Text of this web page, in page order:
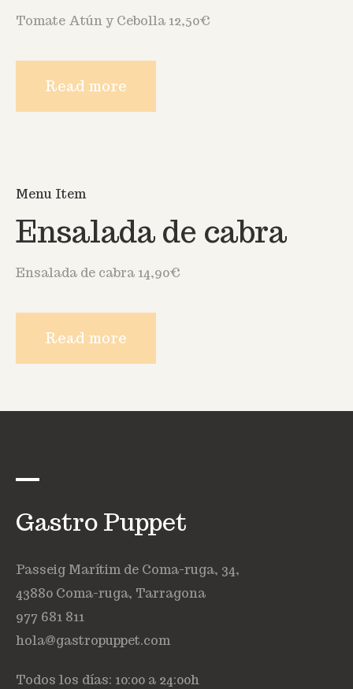
Tomate Atún y Cebolla 12,50€
Read more
Menu Item
Ensalada de cabra
Ensalada de cabra 14,90€
Read more
Gastro Puppet
Passeig Marítim de Coma-ruga, 34,
43880 Coma-ruga, Tarragona
977 681 811
hola@gastropuppet.com
Todos los días: 10:00 a 24:00h